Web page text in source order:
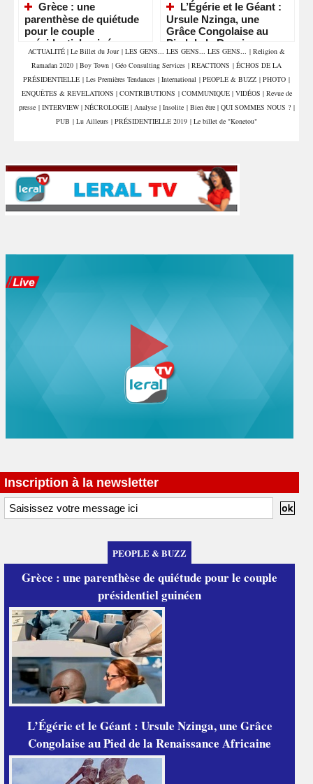
Grèce : une
parenthèse de quiétude
pour le couple
présidentiel guinéen
L’Égérie et le Géant :
Ursule Nzinga, une
Grâce Congolaise au
Pied de la Renaissance
Africaine
ACTUALITÉ | Le Billet du Jour | LES GENS... LES GENS... LES GENS... | Religion &
Ramadan 2020 | Boy Town | Géo Consulting Services | REACTIONS | ÉCHOS DE LA
PRÉSIDENTIELLE | Les Premières Tendances | International | PEOPLE & BUZZ | PHOTO |
ENQUÊTES & REVELATIONS | CONTRIBUTIONS | COMMUNIQUE | VIDÉOS | Revue de
presse | INTERVIEW | NÉCROLOGIE | Analyse | Insolite | Bien être | QUI SOMMES NOUS ? |
PUB | Lu Ailleurs | PRÉSIDENTIELLE 2019 | Le billet de "Konetou"
Inscription à la newsletter
PEOPLE & BUZZ
Grèce : une parenthèse de quiétude pour le couple
présidentiel guinéen
L’Égérie et le Géant : Ursule Nzinga, une Grâce
Congolaise au Pied de la Renaissance Africaine